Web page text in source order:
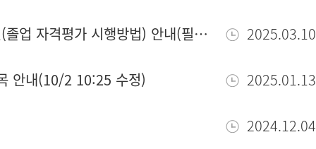
[학부][학사] 데이터사이언스학과(전공) 졸업요건(졸업 자격평가 시행방법) 안내(필독) 2025.03.10
안내(10/2 10:25 수정) 2025.01.13
2024.12.04